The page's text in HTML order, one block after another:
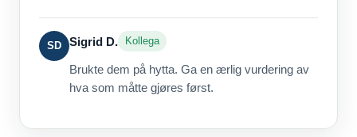
SD Sigrid D. Kollega
Brukte dem på hytta. Ga en ærlig vurdering av
hva som måtte gjøres først.